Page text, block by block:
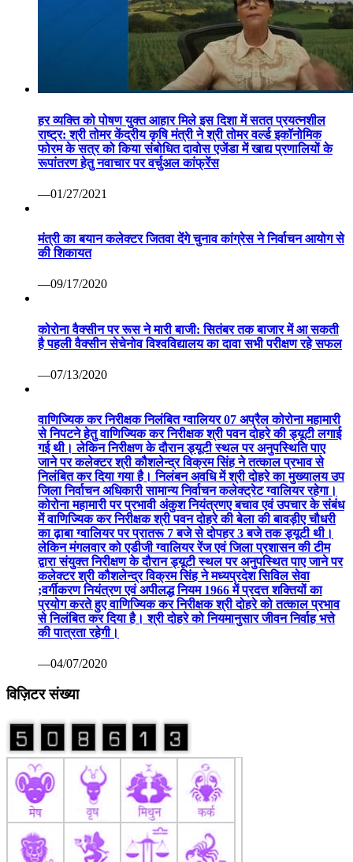
हर व्यक्ति को पोषण युक्त आहार मिले इस दिशा में सतत प्रयत्नशील
राष्ट्र: श्री तोमर केंद्रीय कृषि मंत्री ने श्री तोमर वर्ल्ड इकॉनोमिक
फोरम के सत्र को किया संबोधित दावोस एजेंडा में खाद्य प्रणालियों के
रूपांतरण हेतु नवाचार पर वर्चुअल कांफ्रेंस
—01/27/2021
मंत्री का बयान कलेक्टर जितवा देंगे चुनाव कांग्रेस ने निर्वाचन आयोग से
की शिकायत
—09/17/2020
कोरोना वैक्सीन पर रूस ने मारी बाजी: सितंबर तक बाजार में आ सकती
है पहली वैक्सीन सेचेनोव विश्वविद्यालय का दावा सभी परीक्षण रहे सफल
—07/13/2020
वाणिज्यिक कर निरीक्षक निलंबित ग्वालियर 07 अप्रैल कोरोना महामारी
से निपटने हेतु वाणिज्यिक कर निरीक्षक श्री पवन दोहरे की ड्यूटी लगाई
गई थी। लेकिन निरीक्षण के दौरान ड्यूटी स्थल पर अनुपस्थिति पाए
जाने पर कलेक्टर श्री कौशलेन्द्र विक्रम सिंह ने तत्काल प्रभाव से
निलंबित कर दिया गया है। निलंबन अवधि में श्री दोहरे का मुख्यालय उप
जिला निर्वाचन अधिकारी सामान्य निर्वाचन कलेक्ट्रेट ग्वालियर रहेगा।
कोरोना महामारी पर प्रभावी अंकुश नियंत्रणए बचाव एवं उपचार के संबंध
में वाणिज्यिक कर निरीक्षक श्री पवन दोहरे की बेला की बावड़ीए चौधरी
का ढ़ाबा ग्वालियर पर प्रातरू 7 बजे से दोपहर 3 बजे तक ड्यूटी थी।
लेकिन मंगलवार को एडीजी ग्वालियर रेंज एवं जिला प्रशासन की टीम
द्वारा संयुक्त निरीक्षण के दौरान ड्यूटी स्थल पर अनुपस्थित पाए जाने पर
कलेक्टर श्री कौशलेन्द्र विक्रम सिंह ने मध्यप्रदेश सिविल सेवा
;वर्गीकरण नियंत्रण एवं अपीलद्ध नियम 1966 में प्रदत्त शक्तियों का
प्रयोग करते हुए वाणिज्यिक कर निरीक्षक श्री दोहरे को तत्काल प्रभाव
से निलंबित कर दिया है। श्री दोहरे को नियमानुसार जीवन निर्वाह भत्ते
की पात्रता रहेगी।
—04/07/2020
विज़िटर संख्या